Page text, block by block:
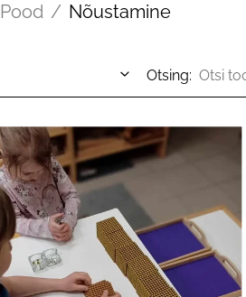
Pood / Nõustamine
Otsing: